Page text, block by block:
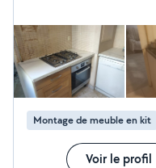
Montage de meuble en kit
Voir le profil